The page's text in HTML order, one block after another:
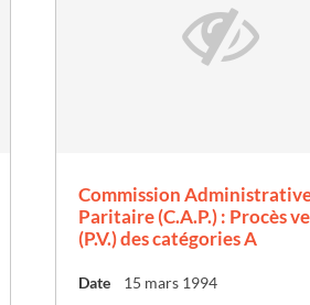
Commission
Paritaire (C.A.P.) : Procès
(P.V.) des catégories A
Date 15 mars 1994